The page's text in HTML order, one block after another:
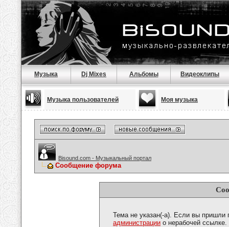
Музыка Dj Mixes Альбомы Видеоклипы
Музыка пользователей Моя музыка
Bisound.com - Музыкальный портал
Сообщение форума
Тема не указан(-а). Если вы пришли
администрации о нерабочей ссылке.